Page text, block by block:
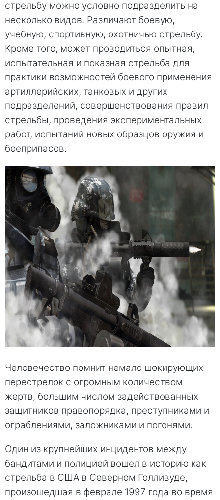
стрельбу можно условно подразделить на
несколько видов. Различают боевую,
учебную, спортивную, охотничью стрельбу.
Кроме того, может проводиться опытная,
испытательная и показная стрельба для
практики возможностей боевого применения
артиллерийских, танковых и других
подразделений, совершенствования правил
стрельбы, проведения экспериментальных
работ, испытаний новых образцов оружия и
боеприпасов.
Человечество помнит немало шокирующих
перестрелок с огромным количеством
жертв, большим числом задействованных
защитников правопорядка, преступниками и
ограблениями, заложниками и погонями.
Один из крупнейших инцидентов между
бандитами и полицией вошел в историю как
стрельба в США в Северном Голливуде,
произошедшая в феврале 1997 года во время